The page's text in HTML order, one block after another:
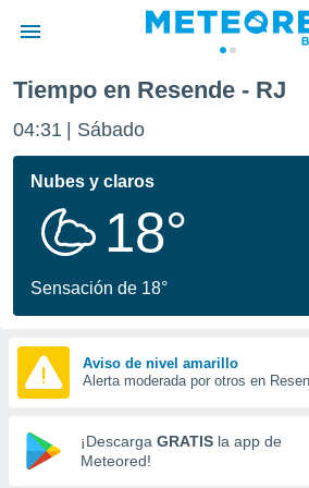
de
ha
calidad.
a este
las
y
forma
digital
basada
Tiempo en Resende - RJ
04:31 Sábado
Nubes y claros
18°
Sensación de 18°
Aviso de nivel amarillo
Alerta moderada por otros en
¡Descarga GRATIS la app de
Meteored!